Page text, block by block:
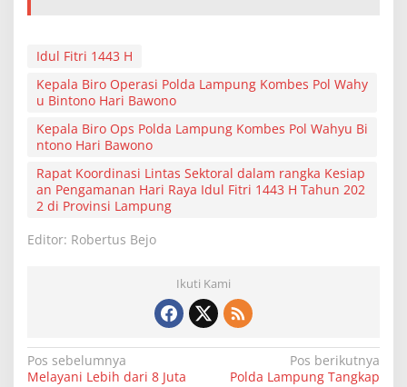
Idul Fitri 1443 H
Kepala Biro Operasi Polda Lampung Kombes Pol Wahy
u Bintono Hari Bawono
Kepala Biro Ops Polda Lampung Kombes Pol Wahyu Bi
ntono Hari Bawono
Rapat Koordinasi Lintas Sektoral dalam rangka Kesiap
an Pengamanan Hari Raya Idul Fitri 1443 H Tahun 202
2 di Provinsi Lampung
Editor: Robertus Bejo
Ikuti Kami
N
Pos sebelumnya
Melayani Lebih dari 8 Juta
Pos berikutnya
Polda Lampung Tangkap